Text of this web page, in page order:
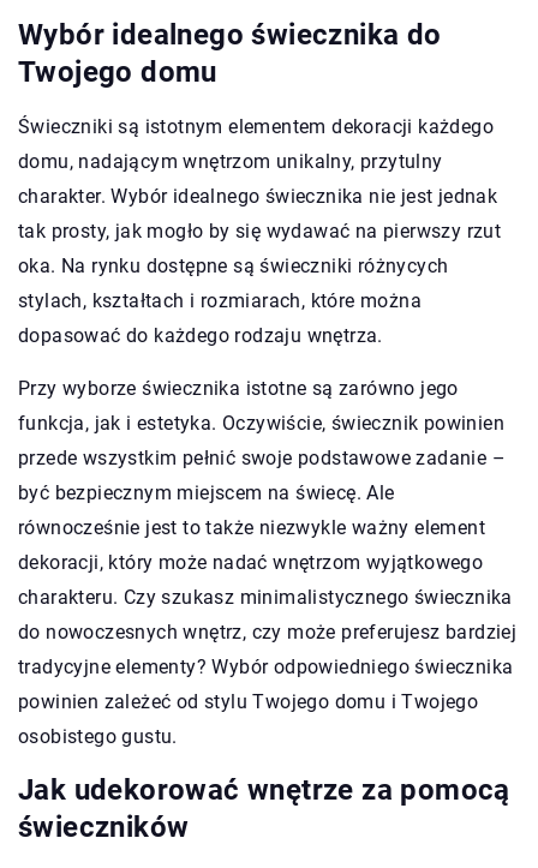
Wybór idealnego świecznika do
Twojego domu
Świeczniki są istotnym elementem dekoracji każdego
domu, nadającym wnętrzom unikalny, przytulny
charakter. Wybór idealnego świecznika nie jest jednak
tak prosty, jak mogło by się wydawać na pierwszy rzut
oka. Na rynku dostępne są świeczniki różnycych
stylach, kształtach i rozmiarach, które można
dopasować do każdego rodzaju wnętrza.
Przy wyborze świecznika istotne są zarówno jego
funkcja, jak i estetyka. Oczywiście, świecznik powinien
przede wszystkim pełnić swoje podstawowe zadanie –
być bezpiecznym miejscem na świecę. Ale
równocześnie jest to także niezwykle ważny element
dekoracji, który może nadać wnętrzom wyjątkowego
charakteru. Czy szukasz minimalistycznego świecznika
do nowoczesnych wnętrz, czy może preferujesz bardziej
tradycyjne elementy? Wybór odpowiedniego świecznika
powinien zależeć od stylu Twojego domu i Twojego
osobistego gustu.
Jak udekorować wnętrze za pomocą
świeczników